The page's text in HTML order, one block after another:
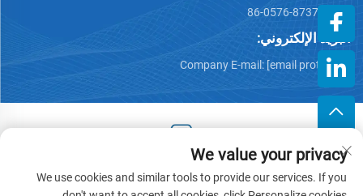
البريد الإلكتروني:
Company E-mail: [email protected]
حقوق النشر © 2025 من قبل زهيجيانغ هينغجيانغ بلاستيك كو., لتد. -
سياسة الخصوصية
We value your privacy
We use cookies and similar tools to provide our services. If you